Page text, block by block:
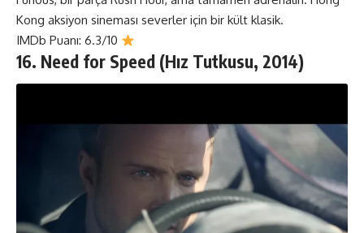
Kong aksiyon sineması severler için bir kült klasik.
IMDb Puanı: 6.3/10
16. Need for Speed (Hız Tutkusu, 2014)